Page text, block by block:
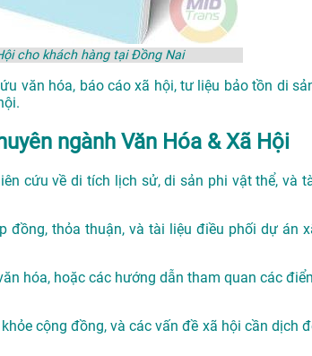
cho khách hàng tại Đồng Nai
văn hóa, báo cáo xã hội, tư liệu bảo tồn di
ngành Văn Hóa & Xã Hội
cứu về di tích lịch sử, di sản phi vật thể, và
đồng, thỏa thuận, và tài liệu điều phối dự án
hóa, hoặc các hướng dẫn tham quan các
cộng đồng, và các vấn đề xã hội cần dịch